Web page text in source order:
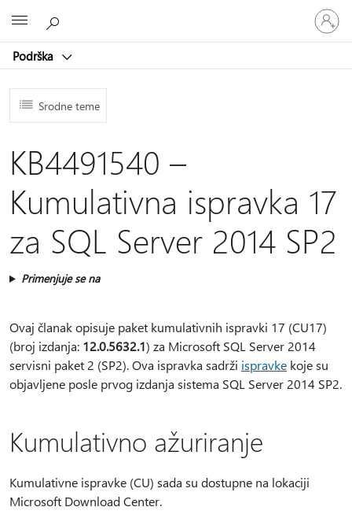
Podrška
Prijavite
se
na
Srodne teme
KB4491540 –
Kumulativna ispravka 17
za SQL Server 2014 SP2
Primenjuje se na
Ovaj članak opisuje paket kumulativnih ispravki 17 (CU17)
(broj izdanja: 12.0.5632.1) za Microsoft SQL Server 2014
servisni paket 2 (SP2). Ova ispravka sadrži ispravke koje su
objavljene posle prvog izdanja sistema SQL Server 2014 SP2.
Kumulativno ažuriranje
Kumulativne ispravke (CU) sada su dostupne na lokaciji
Microsoft Download Center.